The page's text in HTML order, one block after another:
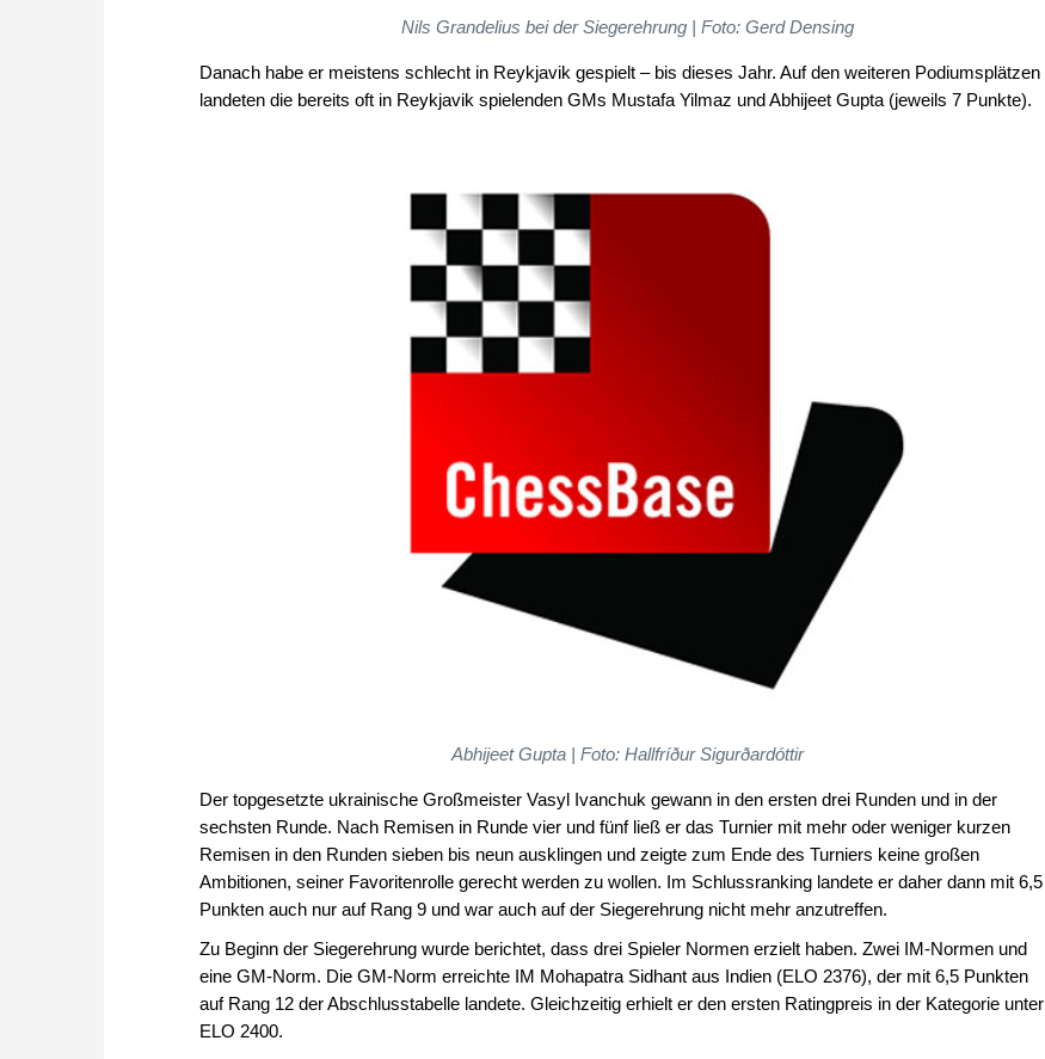
Nils Grandelius bei der Siegerehrung | Foto: Gerd Densing
Danach habe er meistens schlecht in Reykjavik gespielt – bis dieses Jahr. Auf den weiteren Podiumsplätzen
landeten die bereits oft in Reykjavik spielenden GMs Mustafa Yilmaz und Abhijeet Gupta (jeweils 7 Punkte).
Abhijeet Gupta | Foto: Hallfríður Sigurðardóttir
Der topgesetzte ukrainische Großmeister Vasyl Ivanchuk gewann in den ersten drei Runden und in der
sechsten Runde. Nach Remisen in Runde vier und fünf ließ er das Turnier mit mehr oder weniger kurzen
Remisen in den Runden sieben bis neun ausklingen und zeigte zum Ende des Turniers keine großen
Ambitionen, seiner Favoritenrolle gerecht werden zu wollen. Im Schlussranking landete er daher dann mit 6,5
Punkten auch nur auf Rang 9 und war auch auf der Siegerehrung nicht mehr anzutreffen.
Zu Beginn der Siegerehrung wurde berichtet, dass drei Spieler Normen erzielt haben. Zwei IM-Normen und
eine GM-Norm. Die GM-Norm erreichte IM Mohapatra Sidhant aus Indien (ELO 2376), der mit 6,5 Punkten
auf Rang 12 der Abschlusstabelle landete. Gleichzeitig erhielt er den ersten Ratingpreis in der Kategorie unter
ELO 2400.